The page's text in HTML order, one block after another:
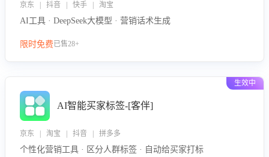
京东 | 抖音 | 快手 | 淘宝
AI工具 · DeepSeek大模型 · 营销话术生成
限时免费已售28+
生效中
AI智能买家标签-[客伴]
京东 | 淘宝 | 抖音 | 拼多多
个性化营销工具 · 区分人群标签 · 自动给买家打标